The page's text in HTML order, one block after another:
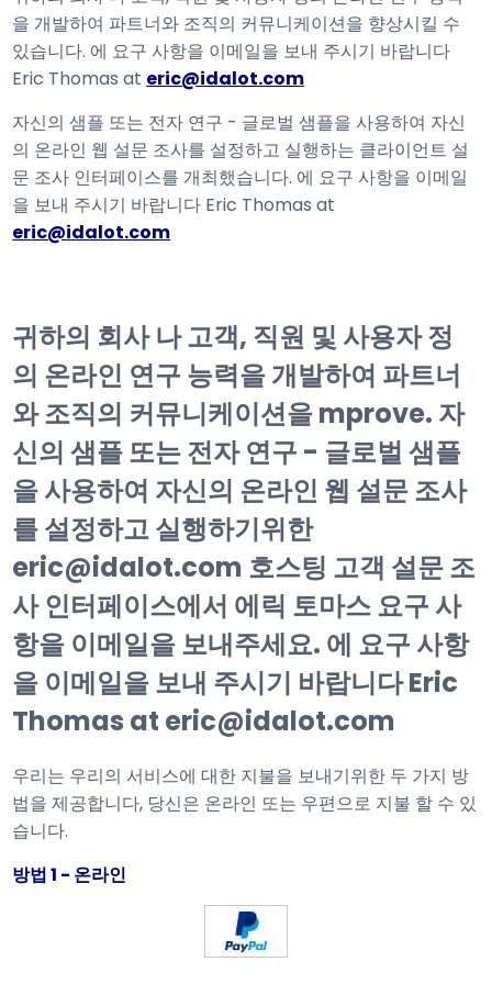
을 개발하여 파트너와 조직의 커뮤니케이션을 향상시킬 수
있습니다. 에 요구 사항을 이메일을 보내 주시기 바랍니다
Eric Thomas at eric@idalot.com
자신의 샘플 또는 전자 연구 - 글로벌 샘플을 사용하여 자신
의 온라인 웹 설문 조사를 설정하고 실행하는 클라이언트 설
문 조사 인터페이스를 개최했습니다. 에 요구 사항을 이메일
을 보내 주시기 바랍니다 Eric Thomas at
eric@idalot.com
귀하의 회사 나 고객, 직원 및 사용자 정
의 온라인 연구 능력을 개발하여 파트너
와 조직의 커뮤니케이션을 mprove. 자
신의 샘플 또는 전자 연구 - 글로벌 샘플
을 사용하여 자신의 온라인 웹 설문 조사
를 설정하고 실행하기위한
eric@idalot.com 호스팅 고객 설문 조
사 인터페이스에서 에릭 토마스 요구 사
항을 이메일을 보내주세요. 에 요구 사항
을 이메일을 보내 주시기 바랍니다 Eric
Thomas at eric@idalot.com
우리는 우리의 서비스에 대한 지불을 보내기위한 두 가지 방
법을 제공합니다, 당신은 온라인 또는 우편으로 지불 할 수 있
습니다.
방법 1 - 온라인